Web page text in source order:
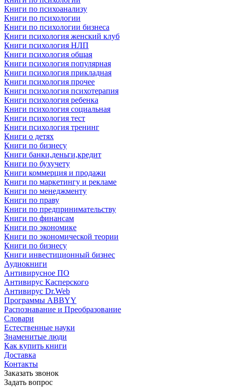
Книги по психоанализу
Книги по психологии
Книги по психологии бизнеса
Книги психология женский клуб
Книги психология НЛП
Книги психология общая
Книги психология популярная
Книги психология прикладная
Книги психология прочее
Книги психология психотерапия
Книги психология ребенка
Книги психология социальная
Книги психология тест
Книги психология тренинг
Книги о детях
Книги по бизнесу
Книги банки,деньги,кредит
Книги по бухучету
Книги коммерция и продажи
Книги по маркетингу и рекламе
Книги по менеджменту
Книги по праву
Книги по предпринимательству
Книги по финансам
Книги по экономике
Книги по экономической теории
Книги по бизнесу
Книги инвестиционный бизнес
Аудиокниги
Антивирусное ПО
Антивирус Касперского
Антивирус Dr.Web
Программы ABBYY
Распознавание и Преобразование
Словари
Естественные науки
Знаменитые люди
Как купить книги
Доставка
Контакты
Заказать звонок
Задать вопрос